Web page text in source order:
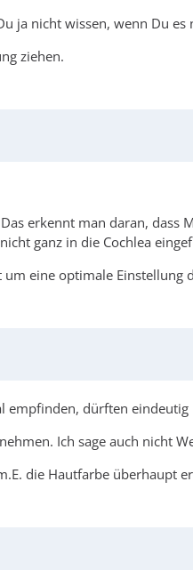
ja nicht wissen, wenn Du
ziehen.
erkennt man daran,
ganz in die Cochlea
eine optimale Einstellung
empfinden, dürften
Ich sage auch nicht
die Hautfarbe überhaupt